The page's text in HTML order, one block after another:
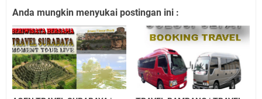
Anda mungkin menyukai postingan ini :